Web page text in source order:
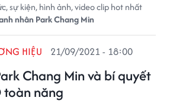
sự kiện, hình ảnh, video clip hot nhất
nhân Park Chang Min
Chang Min và bí quyết
toàn năng
HIỆU 21/09/2021 - 18:00